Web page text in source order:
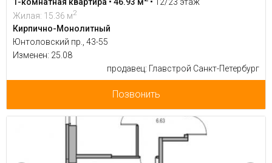
Жилая: 15.36 м2
Кирпично-Монолитный
Юнтоловский пр., 43-55
Изменен: 25.08
продавец: Главстрой Санкт-Петербург
Позвонить